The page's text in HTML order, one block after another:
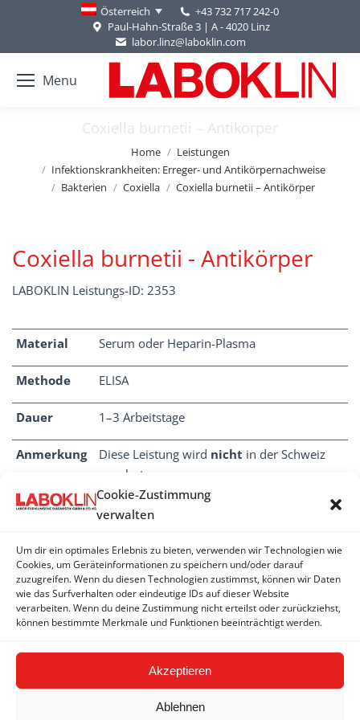
Cookie-Zustimmung
verwalten
Um dir ein optimales Erlebnis zu bieten, verwenden wir Technologien wie
Cookies, um Geräteinformationen zu speichern und/oder darauf
zuzugreifen. Wenn du diesen Technologien zustimmst, können wir Daten
wie das Surfverhalten oder eindeutige IDs auf dieser Website
verarbeiten. Wenn du deine Zustimmung nicht erteilst oder zurückziehst,
können bestimmte Merkmale und Funktionen beeinträchtigt werden.
Akzeptieren
Ablehnen
Österreich
+43 732 717 242-0
Paul-Hahn-Straße 3 | A - 4020 Linz
labor.linz@laboklin.com
Menu
Coxiella burnetii – Antikörper
Home
Leistungen
Infektionskrankheiten: Erreger- und Antikörpernachweise
Bakterien
Coxiella Coxiella burnetii – Antikörper
Coxiella burnetii - Antikörper
LABOKLIN Leistungs-ID: 2353
Material Serum oder Heparin-Plasma
Methode ELISA
Dauer 1–3 Arbeitstage
Anmerkung Diese Leistung wird nicht in der Schweiz
angeboten.
COXIELLA
Coxiella burnetii - PCR
Coxiella burnetii - Antikörper